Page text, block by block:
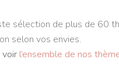
sélection de plus de 60
selon vos envies.
l’ensemble de nos